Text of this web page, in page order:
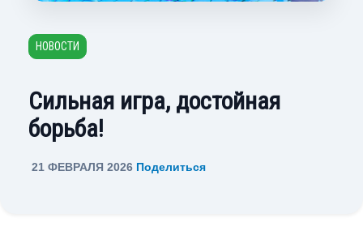
НОВОСТИ
Сильная игра, достойная
борьба!
21 ФЕВРАЛЯ 2026 Поделиться